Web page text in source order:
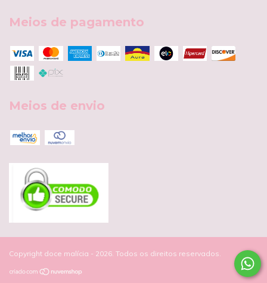
Meios de pagamento
Meios de envio
Copyright doce malícia - 2026. Todos os direitos reservados.